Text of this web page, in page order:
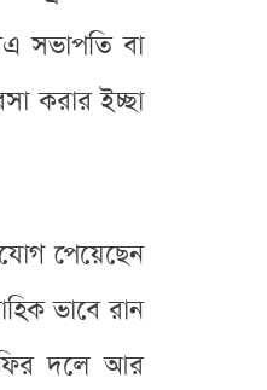
সভাপতি বা
করার ইচ্ছা
পেয়েছেন
ভাবে রান
দলে আর